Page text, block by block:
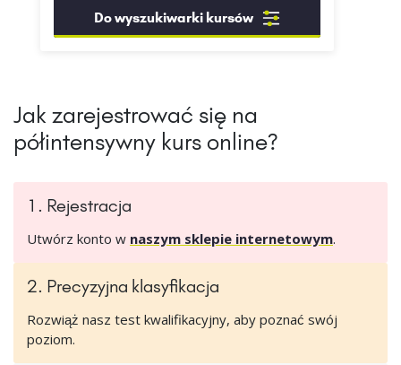
Do wyszukiwarki kursów
Jak zarejestrować się na
półintensywny kurs online?
1. Rejestracja
Utwórz konto w naszym sklepie internetowym.
2. Precyzyjna klasyfikacja
Rozwiąż nasz test kwalifikacyjny, aby poznać swój
poziom.